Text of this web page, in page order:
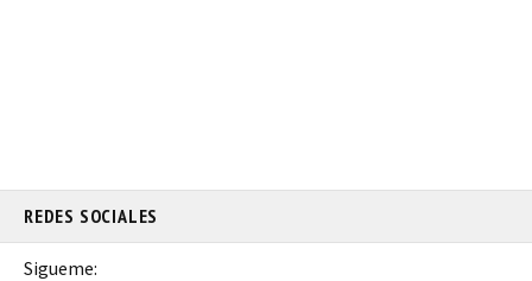
REDES SOCIALES
Sigueme: